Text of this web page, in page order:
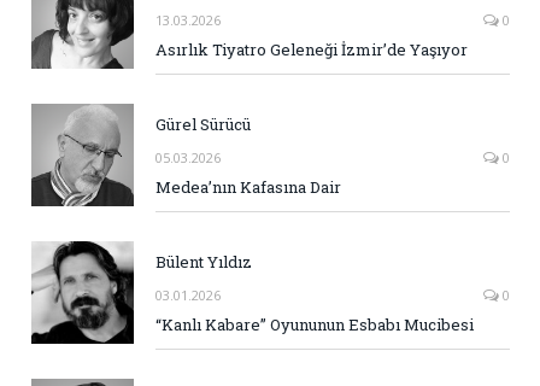
13.03.2026 0
Asırlık Tiyatro Geleneği İzmir’de Yaşıyor
Gürel Sürücü
05.03.2026 0
Medea’nın Kafasına Dair
Bülent Yıldız
03.01.2026 0
“Kanlı Kabare” Oyununun Esbabı Mucibesi